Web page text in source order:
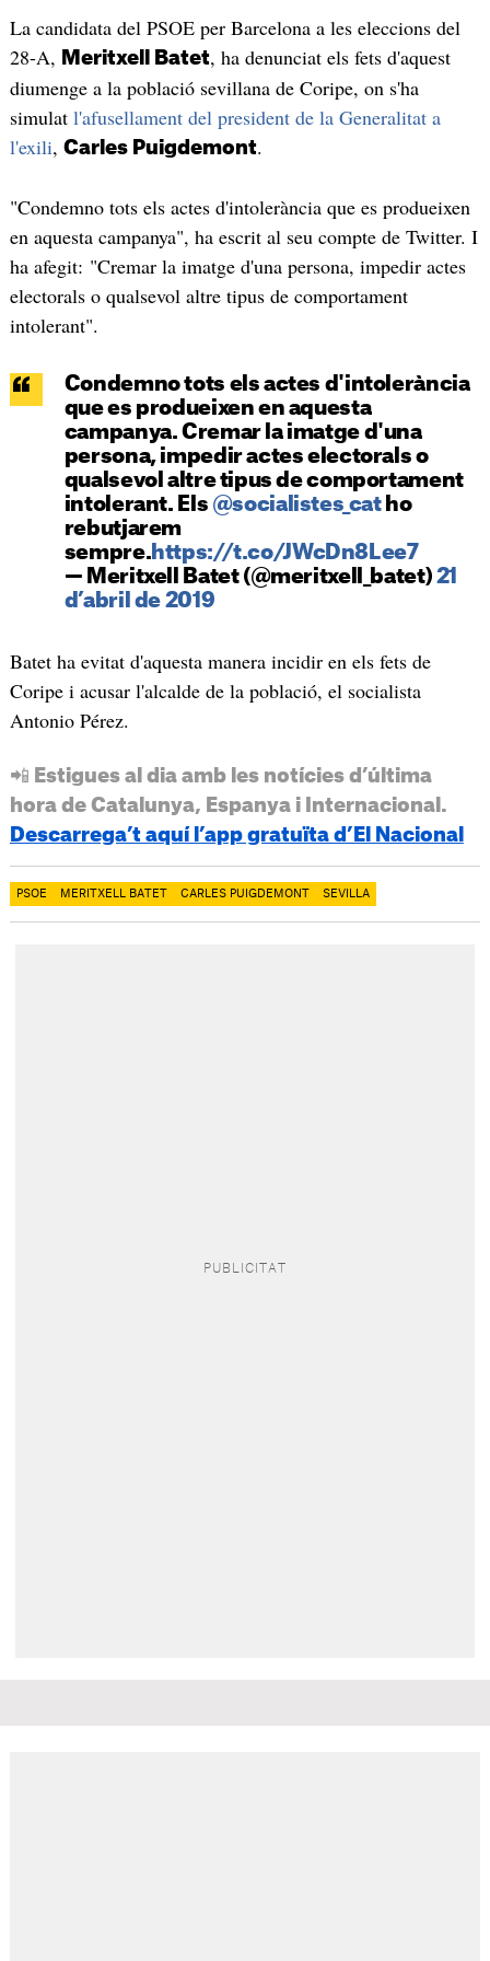
La candidata del PSOE per Barcelona a les eleccions del
28-A, Meritxell Batet, ha denunciat els fets d'aquest
diumenge a la població sevillana de Coripe, on s'ha
simulat l'afusellament del president de la Generalitat a
l'exili, Carles Puigdemont.
"Condemno tots els actes d'intolerància que es produeixen
en aquesta campanya", ha escrit al seu compte de Twitter. I
ha afegit: "Cremar la imatge d'una persona, impedir actes
electorals o qualsevol altre tipus de comportament
intolerant".
Condemno tots els actes d'intolerància
que es produeixen en aquesta
campanya. Cremar la imatge d'una
persona, impedir actes electorals o
qualsevol altre tipus de comportament
intolerant. Els @socialistes_catho
rebutjarem
sempre. https://t.co/JWcDn8Lee7
— Meritxell Batet (@meritxell_batet) 21
d’abril de 2019
Batet ha evitat d'aquesta manera incidir en els fets de
Coripe i acusar l'alcalde de la població, el socialista
Antonio Pérez.
📲 Estigues al dia amb les notícies d’última
hora de Catalunya, Espanya i Internacional.
Descarrega’t aquí l’app gratuïta d’El Nacional
PSOE MERITXELL BATET CARLES PUIGDEMONT SEVILLA